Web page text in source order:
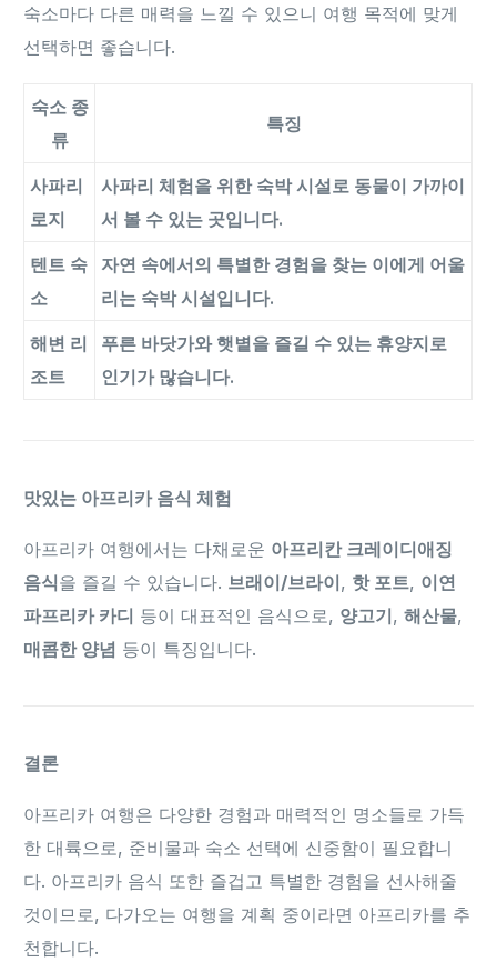
숙소마다 다른 매력을 느낄 수 있으니 여행 목적에 맞게
선택하면 좋습니다.
숙소 종
류
특징
사파리
로지
사파리 체험을 위한 숙박 시설로 동물이 가까이
서 볼 수 있는 곳입니다.
텐트 숙
소
자연 속에서의 특별한 경험을 찾는 이에게 어울
리는 숙박 시설입니다.
해변 리
조트
푸른 바닷가와 햇볕을 즐길 수 있는 휴양지로
인기가 많습니다.
맛있는 아프리카 음식 체험
아프리카 여행에서는 다채로운 아프리칸 크레이디애징
음식을 즐길 수 있습니다. 브래이/브라이, 핫 포트, 이연
파프리카 카디 등이 대표적인 음식으로, 양고기,해산물,
매콤한 양념 등이 특징입니다.
결론
아프리카 여행은 다양한 경험과 매력적인 명소들로 가득
한 대륙으로, 준비물과 숙소 선택에 신중함이 필요합니
다. 아프리카 음식 또한 즐겁고 특별한 경험을 선사해줄
것이므로, 다가오는 여행을 계획 중이라면 아프리카를 추
천합니다.